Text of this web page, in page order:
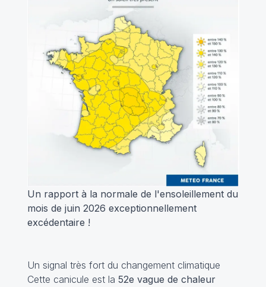
Un rapport à la normale de l'ensoleillement du
mois de juin 2026 exceptionnellement
excédentaire !
Un signal très fort du changement climatique
Cette canicule est la 52e vague de chaleur